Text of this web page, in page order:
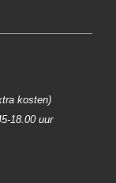
kosten)
18.00 uur